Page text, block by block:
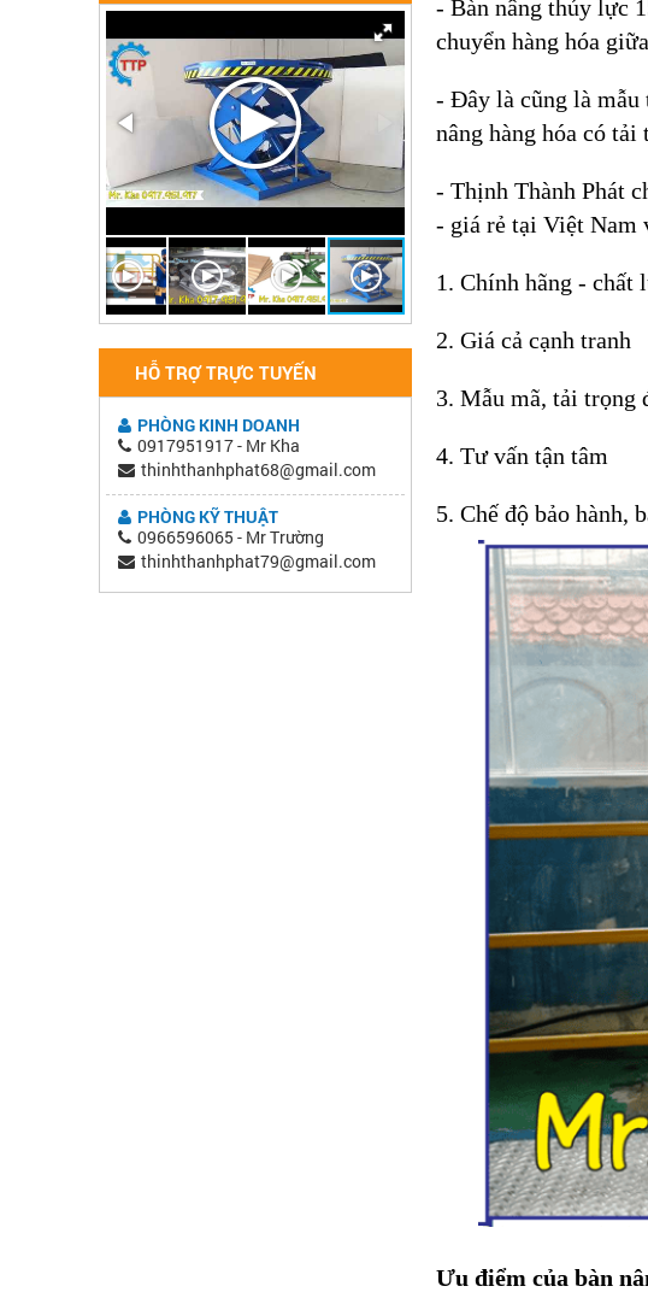
HỖ TRỢ TRỰC TUYẾN
PHÒNG KINH DOANH
0917951917 - Mr Kha
thinhthanhphat68@gmail.com
PHÒNG KỸ THUẬT
0966596065 - Mr Trường
thinhthanhphat79@gmail.com
- Bàn nâng thủy lực
chuyển hàng hóa
- Đây là cũng là mẫu
nâng hàng hóa có
- Thịnh Thành Phát
- giá rẻ tại Việt Nam
1. Chính hãng - chất
2. Giá cả cạnh tranh
3. Mẫu mã, tải trọng
4. Tư vấn tận tâm
5. Chế độ bảo hành,
Ưu điểm của bàn